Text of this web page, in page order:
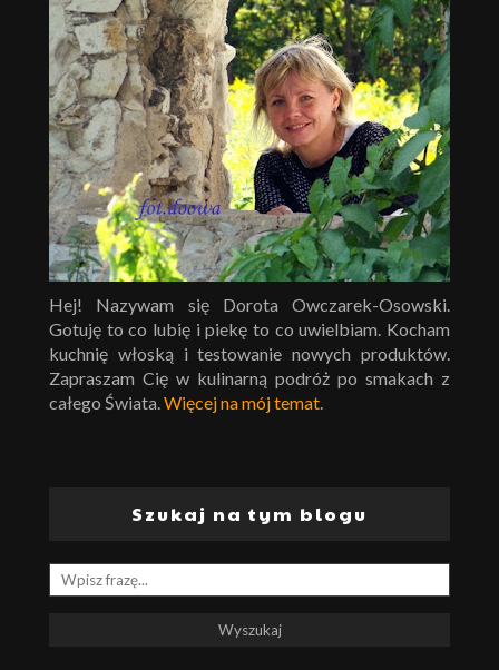
Hej! Nazywam się Dorota Owczarek-Osowski.
Gotuję to co lubię i piekę to co uwielbiam. Kocham
kuchnię włoską i testowanie nowych produktów.
Zapraszam Cię w kulinarną podróż po smakach z
całego Świata.Więcej na mój temat.
Szukaj na tym blogu